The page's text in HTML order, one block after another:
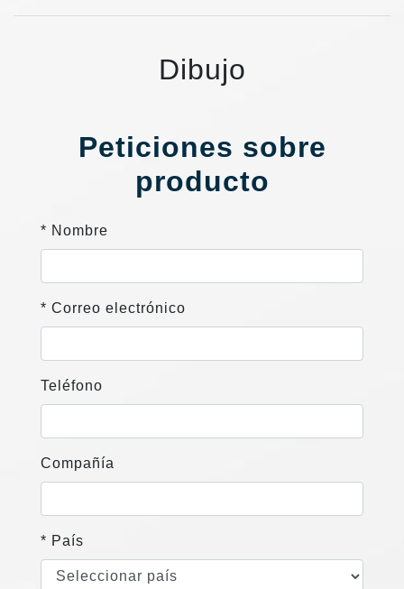
Dibujo
Peticiones sobre
producto
* Nombre
* Correo electrónico
Teléfono
Compañía
* País